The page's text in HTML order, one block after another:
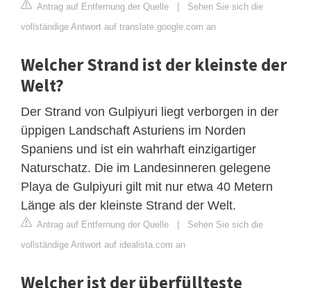
Antrag auf Entfernung der Quelle | Sehen Sie sich die
vollständige Antwort auf translate.google.com an
Welcher Strand ist der kleinste der
Welt?
Der Strand von Gulpiyuri liegt verborgen in der
üppigen Landschaft Asturiens im Norden
Spaniens und ist ein wahrhaft einzigartiger
Naturschatz. Die im Landesinneren gelegene
Playa de Gulpiyuri gilt mit nur etwa 40 Metern
Länge als der kleinste Strand der Welt.
Antrag auf Entfernung der Quelle | Sehen Sie sich die
vollständige Antwort auf idealista.com an
Welcher ist der überfüllteste